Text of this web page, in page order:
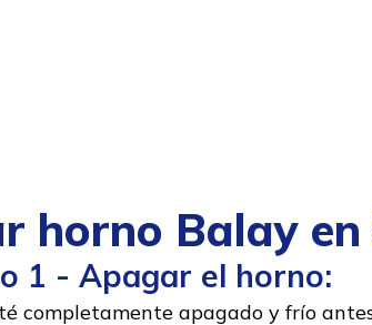
horno Balay en
1 - Apagar el horno:
completamente apagado y frío